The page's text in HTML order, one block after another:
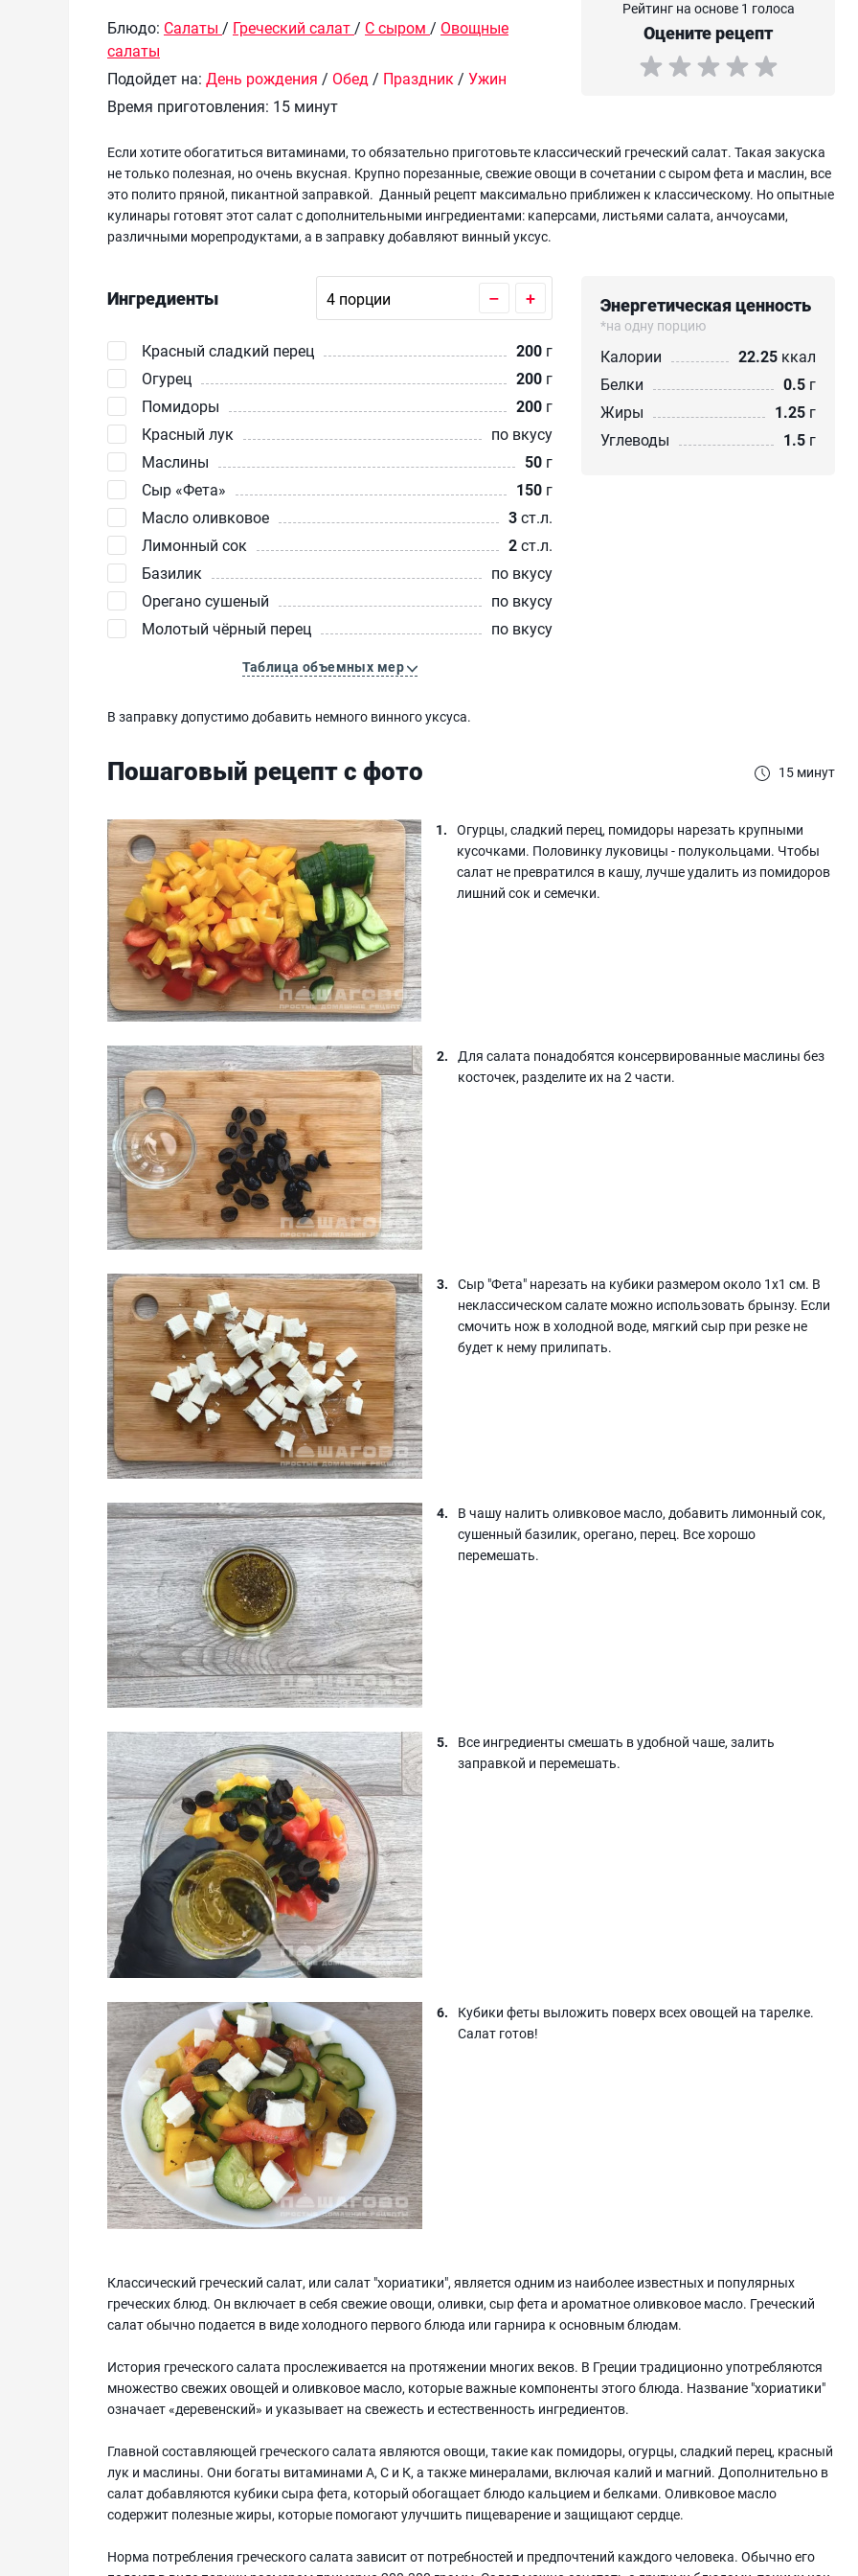
Блюдо: Салаты / Греческий салат/ С сыром / Овощные
салаты
Подойдет на: День рождения / Обед/ Праздник/ Ужин
Время приготовления: 15 минут
Рейтинг на основе 1 голоса
Оцените рецепт
Если хотите обогатиться витаминами, то обязательно приготовьте классический греческий салат. Такая закуска
не только полезная, но очень вкусная. Крупно порезанные, свежие овощи в сочетании с сыром фета и маслин, все
это полито пряной, пикантной заправкой. Данный рецепт максимально приближен к классическому. Но опытные
кулинары готовят этот салат с дополнительными ингредиентами: каперсами, листьями салата, анчоусами,
различными морепродуктами, а в заправку добавляют винный уксус.
Ингредиенты – +
Красный сладкий перец 200 г
Огурец
200 г
Помидоры
200 г
Красный лук
по вкусу
Маслины
50 г
Сыр «Фета»‎
150 г
Масло оливковое
3ст.л.
Лимонный сок
2ст.л.
Базилик
по вкусу
Орегано сушеный
по вкусу
Молотый чёрный перец
по вкусу
Таблица объемных мер
Энергетическая ценность
*на одну порцию
Калории 22.25 ккал
Белки
0.5 г
Жиры
1.25 г
Углеводы
1.5 г
В заправку допустимо добавить немного винного уксуса.
Пошаговый рецепт с фото 15 минут
Огурцы, сладкий перец, помидоры нарезать крупными
кусочками. Половинку луковицы - полукольцами. Чтобы
салат не превратился в кашу, лучше удалить из помидоров
лишний сок и семечки.
Для салата понадобятся консервированные маслины без
косточек, разделите их на 2 части.
Сыр "Фета" нарезать на кубики размером около 1х1 см. В
неклассическом салате можно использовать брынзу. Если
смочить нож в холодной воде, мягкий сыр при резке не
будет к нему прилипать.
В чашу налить оливковое масло, добавить лимонный сок,
сушенный базилик, орегано, перец. Все хорошо
перемешать.
Все ингредиенты смешать в удобной чаше, залить
заправкой и перемешать.
Кубики феты выложить поверх всех овощей на тарелке.
Салат готов!
Классический греческий салат, или салат "хориатики", является одним из наиболее известных и популярных
греческих блюд. Он включает в себя свежие овощи, оливки, сыр фета и ароматное оливковое масло. Греческий
салат обычно подается в виде холодного первого блюда или гарнира к основным блюдам.
История греческого салата прослеживается на протяжении многих веков. В Греции традиционно употребляются
множество свежих овощей и оливковое масло, которые важные компоненты этого блюда. Название "хориатики"
означает «деревенский» и указывает на свежесть и естественность ингредиентов.
Главной составляющей греческого салата являются овощи, такие как помидоры, огурцы, сладкий перец, красный
лук и маслины. Они богаты витаминами А, С и К, а также минералами, включая калий и магний. Дополнительно в
салат добавляются кубики сыра фета, который обогащает блюдо кальцием и белками. Оливковое масло
содержит полезные жиры, которые помогают улучшить пищеварение и защищают сердце.
Норма потребления греческого салата зависит от потребностей и предпочтений каждого человека. Обычно его